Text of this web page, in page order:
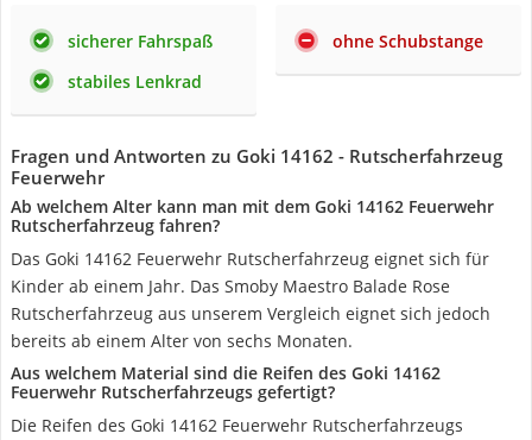
sicherer Fahrspaß
stabiles Lenkrad
ohne Schubstange
Fragen und Antworten zu Goki 14162 - Rutscherfahrzeug
Feuerwehr
Ab welchem Alter kann man mit dem Goki 14162 Feuerwehr
Rutscherfahrzeug fahren?
Das Goki 14162 Feuerwehr Rutscherfahrzeug eignet sich für
Kinder ab einem Jahr. Das Smoby Maestro Balade Rose
Rutscherfahrzeug aus unserem Vergleich eignet sich jedoch
bereits ab einem Alter von sechs Monaten.
Aus welchem Material sind die Reifen des Goki 14162
Feuerwehr Rutscherfahrzeugs gefertigt?
Die Reifen des Goki 14162 Feuerwehr Rutscherfahrzeugs